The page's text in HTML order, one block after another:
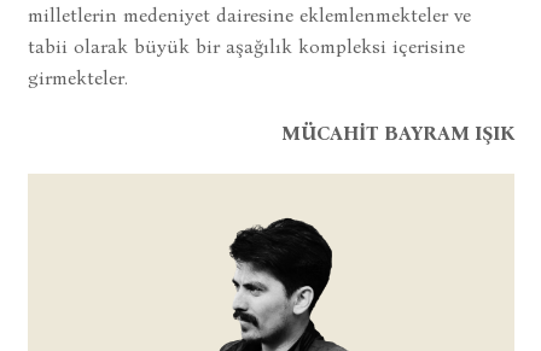
milletlerin medeniyet dairesine eklemlenmekteler ve
tabii olarak büyük bir aşağılık kompleksi içerisine
girmekteler.
MÜCAHİT BAYRAM IŞIK